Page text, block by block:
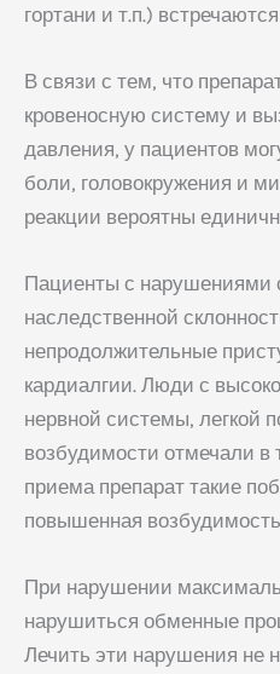
будущего»
гортани и т.п.)
В связи с тем, что
кровеносную систему и
давления, у пациентов
боли, головокружения и
реакции вероятны
Пациенты с нарушениями
наследственной
непродолжительные
кардиалгии. Люди с
нервной системы, легкой
возбудимости отмечали в
приема препарат такие
повышенная
При нарушении
нарушиться обменные
Лечить эти нарушения не